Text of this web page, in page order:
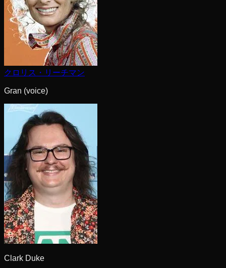
クロリス・リーチマン
Gran (voice)
Clark Duke